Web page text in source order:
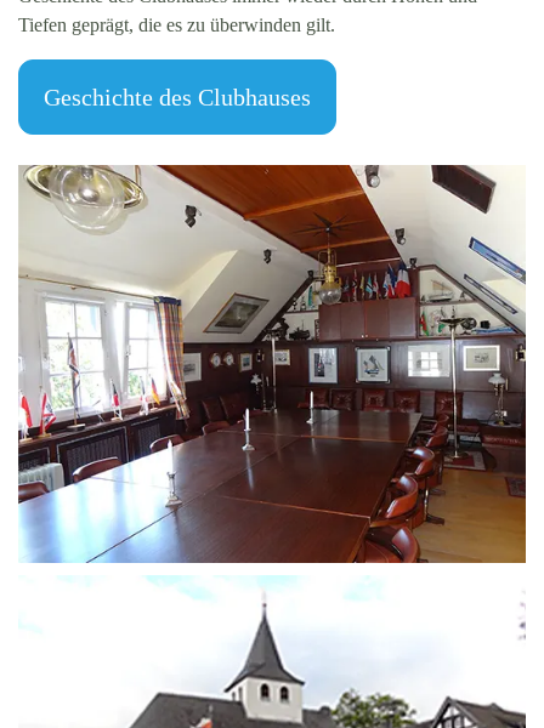
Tiefen geprägt, die es zu überwinden gilt.
Geschichte des Clubhauses